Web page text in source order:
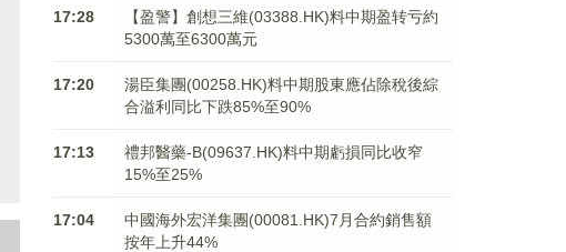
17:28
【盈警】創想三維(03388.HK)料中期盈转亏約
5300萬至6300萬元
17:20
湯臣集團(00258.HK)料中期股東應佔除稅後綜
合溢利同比下跌85%至90%
17:13
禮邦醫藥-B(09637.HK)料中期虧損同比收窄
15%至25%
17:04
中國海外宏洋集團(00081.HK)7月合約銷售額
按年上升44%